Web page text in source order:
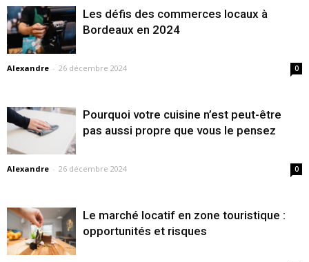
Les défis des commerces locaux à
Bordeaux en 2024
Alexandre - 26 décembre 2024 0
Pourquoi votre cuisine n’est peut-être
pas aussi propre que vous le pensez
Alexandre - 26 décembre 2024 0
Le marché locatif en zone touristique :
opportunités et risques